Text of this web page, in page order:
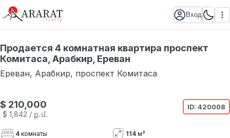
Вход
Продается 4 комнатная квартира проспект
Комитаса, Арабкир, Ереван
Ереван, Арабкир, проспект Комитаса
$ 210,000
$ 1,842 / ք․մ․
ID: 420008
4 комнаты 114 м²